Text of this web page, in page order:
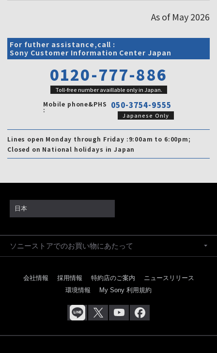
As of May 2026
For futher assistance,call :
Sony Customer Information Center Japan
0120-777-886
Toll-free number availlable only in Japan.
Mobile phone&PHS
: 050-3754-9555
Japanese Only
Lines open Monday through Friday :9:00am to 6:00pm;
Closed on National holidays in Japan
日本
ソニーストアでのお買い物にあたって
会社情報 採用情報 特約店のご案内
ニュースリリース
環境情報
My Sony 利用規約